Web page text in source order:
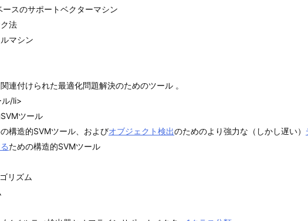
スのサポートベクターマシン
法
マシン
連付けられた最適化問題解決のためのツール 。
ル/li>
ツール
構造的SVMツール、およびオブジェクト検出のためのより強力な（しかし遅い）
ための構造的SVMツール
リズム